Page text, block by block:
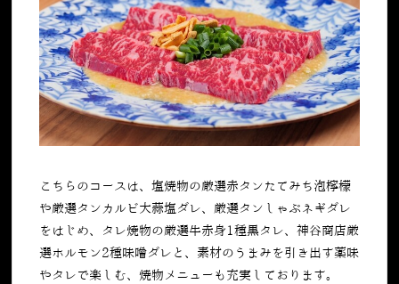
こちらのコースは、塩焼物の厳選赤タンたてみち泡檸檬
や厳選タンカルビ大蒜塩ダレ、厳選タンしゃぶネギダレ
をはじめ、タレ焼物の厳選牛赤身1種黒タレ、神谷商店厳
選ホルモン2種味噌ダレと、素材のうまみを引き出す薬味
やタレで楽しむ、焼物メニューも充実しております。